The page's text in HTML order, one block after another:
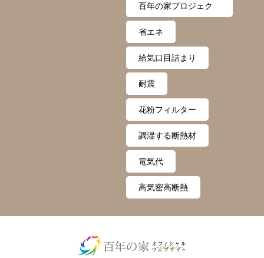
百年の家プロジェク
ト
省エネ
給気口目詰まり
耐震
花粉フィルター
調湿する断熱材
電気代
高気密高断熱